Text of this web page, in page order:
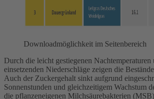
Downloadmöglichkeit im Seitenbereich
Durch die leicht gestiegenen Nachtemperaturen
einsetzenden Niederschläge zeigen die
Auch der Zuckergehalt sinkt aufgrund
Sonnenstunden und gleichzeitigem Wachstum
die pflanzeneigenen Milchsäurebakterien